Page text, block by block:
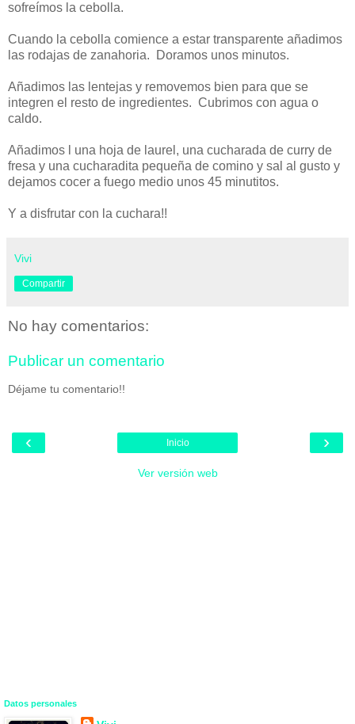
sofreímos la cebolla.
Cuando la cebolla comience a estar transparente añadimos
las rodajas de zanahoria. Doramos unos minutos.
Añadimos las lentejas y removemos bien para que se
integren el resto de ingredientes. Cubrimos con agua o
caldo.
Añadimos l una hoja de laurel, una cucharada de curry de
fresa y una cucharadita pequeña de comino y sal al gusto y
dejamos cocer a fuego medio unos 45 minutitos.
Y a disfrutar con la cuchara!!
Vivi
Compartir
No hay comentarios:
Publicar un comentario
Déjame tu comentario!!
‹ ›
Inicio
Ver versión web
Datos personales